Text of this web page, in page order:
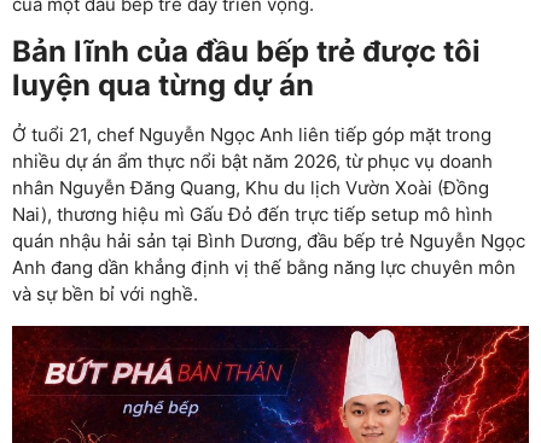
Bản lĩnh của đầu bếp trẻ được tôi
luyện qua từng dự án
Ở tuổi 21, chef Nguyễn Ngọc Anh liên tiếp góp mặt trong
nhiều dự án ẩm thực nổi bật năm 2026, từ phục vụ doanh
nhân Nguyễn Đăng Quang, Khu du lịch Vườn Xoài (Đồng
Nai), thương hiệu mì Gấu Đỏ đến trực tiếp setup mô hình
quán nhậu hải sản tại Bình Dương, đầu bếp trẻ Nguyễn Ngọc
Anh đang dần khẳng định vị thế bằng năng lực chuyên môn
và sự bền bỉ với nghề.